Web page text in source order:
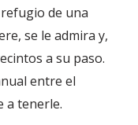
de una
se le admira y,
a su paso.
entre el
a tenerle.